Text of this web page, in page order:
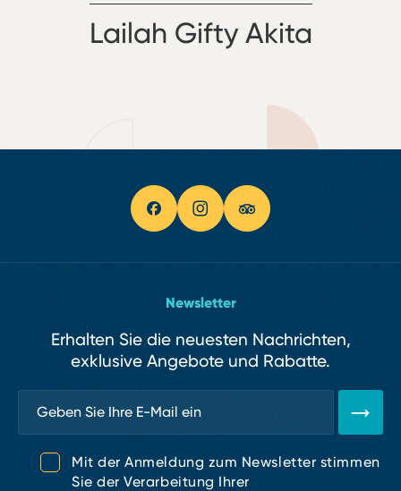
Lailah Gifty Akita
Newsletter
Erhalten Sie die neuesten Nachrichten,
exklusive Angebote und Rabatte.
Mit der Anmeldung zum Newsletter stimmen
Sie der Verarbeitung Ihrer